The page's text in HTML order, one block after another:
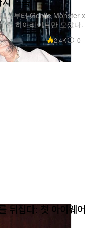
슐부터 Gentle Monster x
할 하이라이트만 모았다.
2.4K 0
뒤집다: 첫 아이웨어